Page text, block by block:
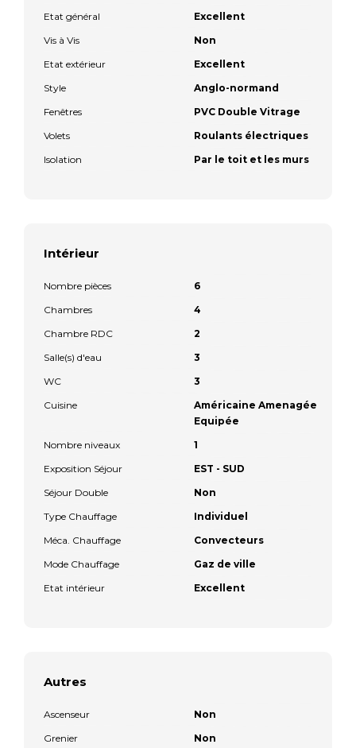
Etat général
Excellent
Vis à Vis
Non
Etat extérieur
Excellent
Style
Anglo-normand
Fenêtres
PVC Double Vitrage
Volets
Roulants électriques
Isolation
Par le toit et les murs
Intérieur
Nombre pièces
6
Chambres
4
Chambre RDC
2
Salle(s) d'eau
3
WC
3
Cuisine
Américaine Amenagée
Equipée
Nombre niveaux
1
Exposition Séjour
EST - SUD
Séjour Double
Non
Type Chauffage
Individuel
Méca. Chauffage
Convecteurs
Mode Chauffage
Gaz de ville
Etat intérieur
Excellent
Autres
Ascenseur
Non
Grenier
Non